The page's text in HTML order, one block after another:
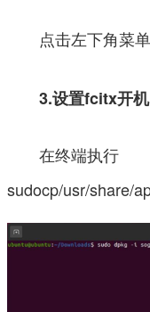
点击左下角菜单
3.设置fcitx开
在终端执行
sudocp/usr/share/